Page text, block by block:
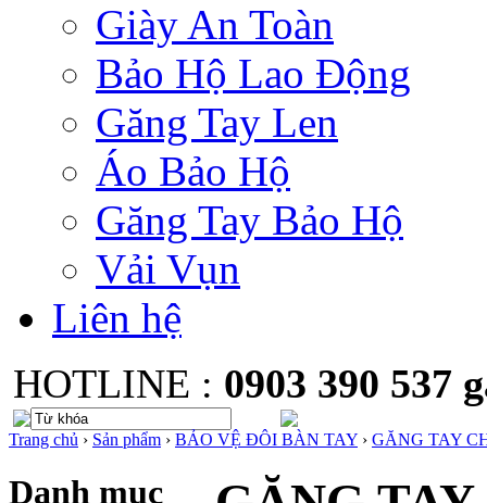
Giày An Toàn
Bảo Hộ Lao Động
Găng Tay Len
Áo Bảo Hộ
Găng Tay Bảo Hộ
Vải Vụn
Liên hệ
HOTLINE : 0903 390 537
Trang chủ › Sản phẩm › BẢO VỆ ĐÔI BÀN TAY › GĂNG TAY
Danh mục